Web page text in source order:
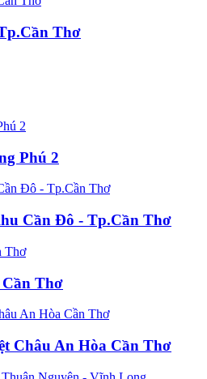
Thơ
Phú 2
Cần Đô - Tp.Cần Thơ
Cần Thơ
Châu An Hòa Cần Thơ